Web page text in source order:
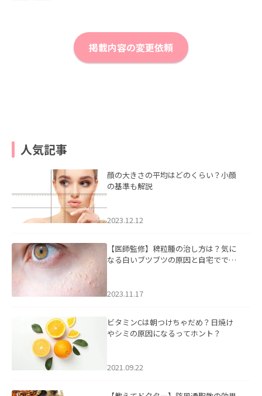
掲載内容の変更依頼
人気記事
顔の大きさの平均はどのくらい？小顔
の基準も解説
2023.12.12
【医師監修】稗粒腫の治し方は？気に
なる白いブツブツの原因と自宅ででき
2023.11.17
ビタミンCは朝つけちゃだめ？日焼け
やシミの原因になるってホント？
2021.09.22